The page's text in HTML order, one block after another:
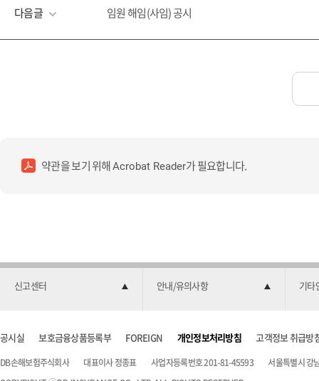
다음글 임원 해임(사임) 공시
약관을 보기 위해Acrobat Reader가 필요합니다.
신고센터 안내/유의사항 기타
공시실 보호금융상품등록부 FOREIGN 개인정보처리방침 고객정보 취급방
DB손해보험주식회사 대표이사 정종표 사업자등록번호 201-81-45593 서울특별시 강